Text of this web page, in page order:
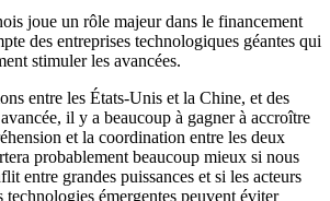
joue un rôle majeur dans le financement
des entreprises technologiques géantes qui
stimuler les avancées.
entre les États-Unis et la Chine, et des
il y a beaucoup à gagner à accroître
et la coordination entre les deux
probablement beaucoup mieux si nous
entre grandes puissances et si les acteurs
technologies émergentes peuvent éviter